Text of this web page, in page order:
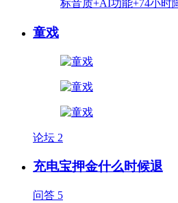
童戏
论坛 2
充电宝押金什么时候退
问答 5